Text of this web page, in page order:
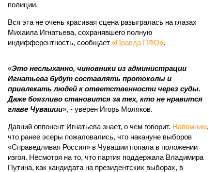
полиции.
Вся эта не очень красивая сцена разыгралась на глазах
Михаила Игнатьева, сохранявшего полную
индифферентность, сообщает «Правда ПФО».
«Это неслыханно, чиновники из администрации
Игнатьева будут составлять протоколы и
привлекать людей к ответственности через суды.
Даже боязливо становится за тех, кто не нравится
главе Чувашии», - уверен Игорь Моляков.
Давний оппонент Игнатьева знает, о чем говорит. Напомним,
что ранее эсеры пожаловались, что накануне выборов
«Справедливая Россия» в Чувашии попала в положении
изгоя. Несмотря на то, что партия поддержала Владимира
Путина, как кандидата на президентских выборах, в